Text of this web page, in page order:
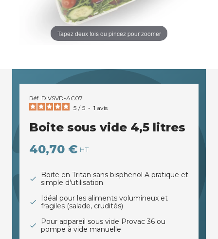
Tapez deux fois ou pincez pour zoomer
Réf. DIVSVD-AC07
5 / 5 - 1 avis
Boite sous vide 4,5 litres
40,70 € HT
Boite en Tritan sans bisphenol A pratique et
simple d'utilisation
Idéal pour les aliments volumineux et
fragiles (salade, crudités)
Pour appareil sous vide Provac 36 ou
pompe à vide manuelle